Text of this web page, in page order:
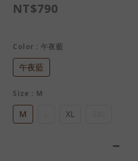
NT$790
Color : 午夜藍
午夜藍
Size : M
M XL